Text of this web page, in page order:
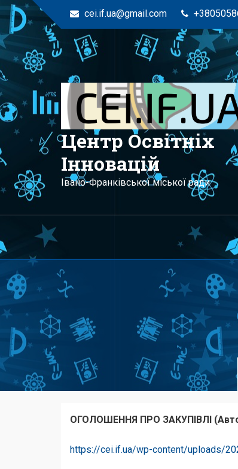
cei.if.ua@gmail.com
Центр Освітніх
Інновацій
Івано-Франківської міської ради
ОГОЛОШЕННЯ ПРО ЗАКУПІВЛІ
https://cei.if.ua/wp-content/uploads/